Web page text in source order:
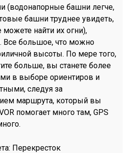
(водонапорные башни легче,
башни труднее увидеть,
найти их огни),
Все большое, что можно
высоты. По мере того,
больше, вы станете более
в выборе ориентиров и
следуя за
маршрута, который вы
помогает много там, GPS
Перекресток